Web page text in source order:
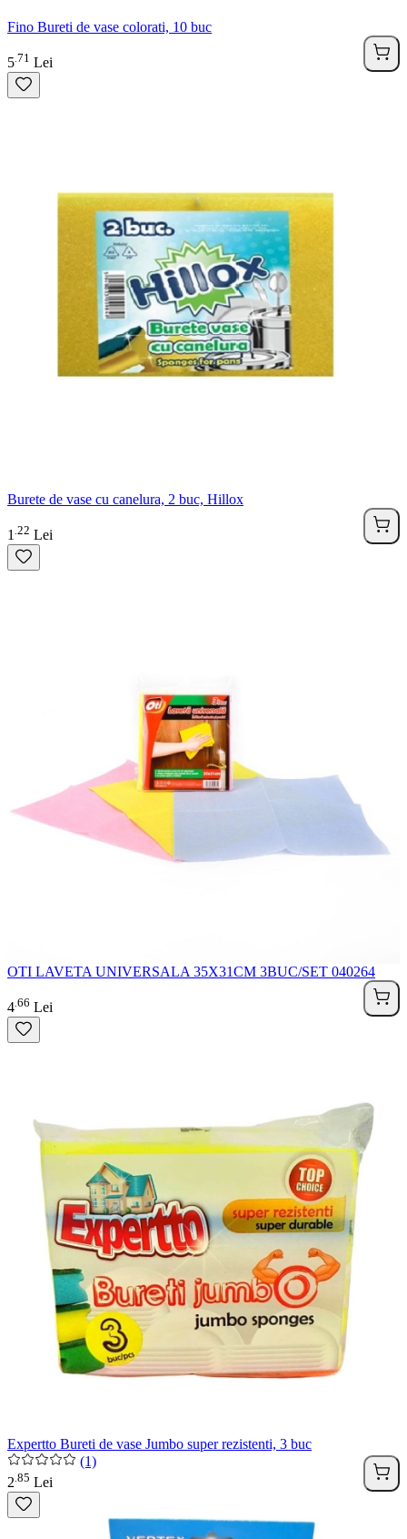
Fino Bureti de vase colorati, 10 buc
5 71 Lei
Burete de vase cu canelura, 2 buc, Hillox
1 22 Lei
OTI LAVETA UNIVERSALA 35X31CM 3BUC/SET 040264
4 66 Lei
Expertto Bureti de vase Jumbo super rezistenti, 3 buc
(1)
2 85 Lei